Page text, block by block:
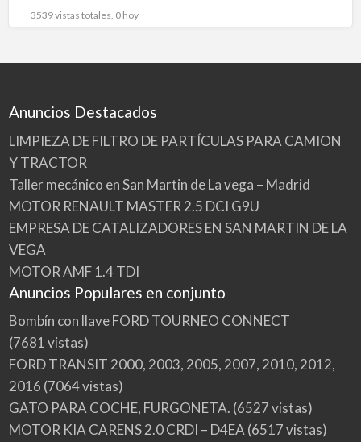
3539 vistas totales, 0 hoy
Anuncios Destacados
LIMPIEZA DE FILTRO DE PARTÍCULAS PARA CAMION
Y TRACTOR
Taller mecánico en San Martin de La vega – Madrid
MOTOR RENAULT MASTER 2.5 DCI G9U
EMPRESA DE CATALIZADORES EN SAN MARTIN DE LA
VEGA
MOTOR AMF 1.4 TDI
Anuncios Populares en conjunto
Bombín con llave FORD TOURNEO CONNECT
(7681 vistas)
FORD TRANSIT 2000, 2003, 2005, 2007, 2010, 2012,
2016 (7064 vistas)
GATO PARA COCHE, FURGONETA. (6527 vistas)
MOTOR KIA CARENS 2.0 CRDI – D4EA (6517 vistas)